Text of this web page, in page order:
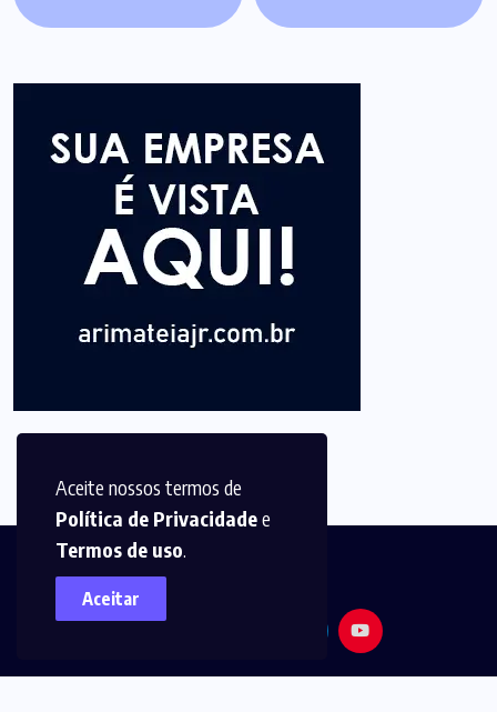
Aceite nossos termos de
Política de Privacidadee
Termos de uso.
Aceitar